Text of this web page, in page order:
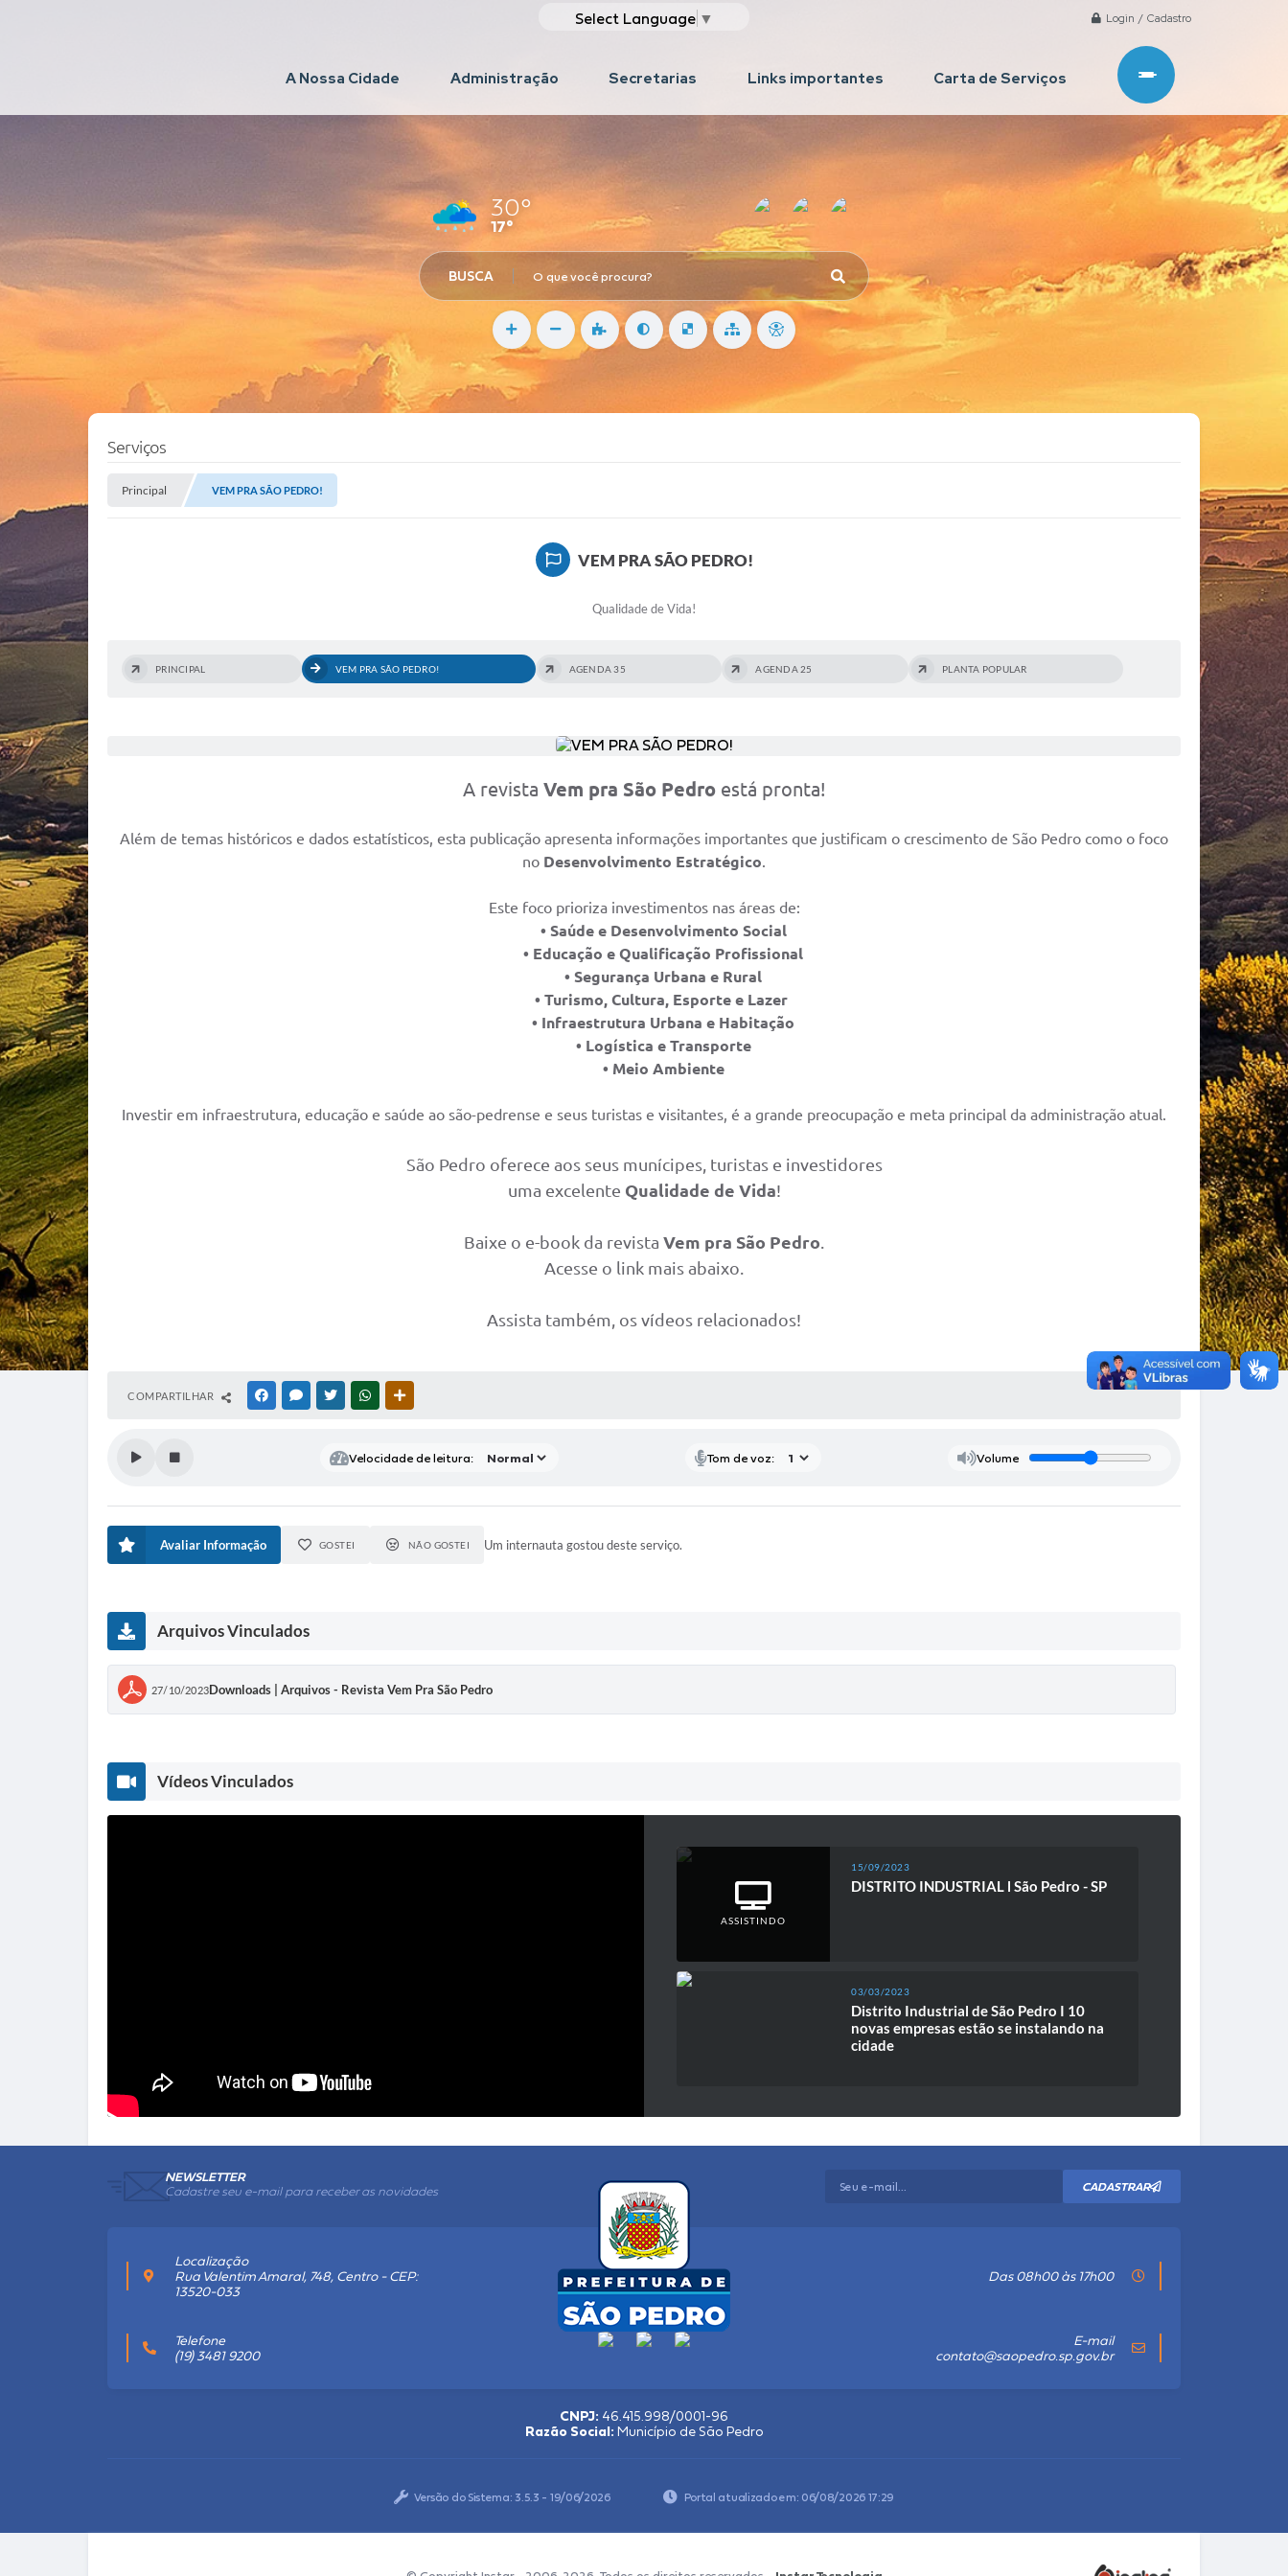
Login / Cadastro
Select Language ▼
A Nossa Cidade Administração Secretarias Links importantes Carta de Serviços
30°
17°
BUSCA
Serviços
Principal VEM PRA SÃO PEDRO!
VEM PRA SÃO PEDRO!
Qualidade de Vida!
PRINCIPAL VEM PRA SÃO PEDRO! AGENDA 35 AGENDA 25 PLANTA POPULAR
A revista Vem pra São Pedroestá pronta!
Além de temas históricos e dados estatísticos, esta publicação apresenta informações importantes que justificam o crescimento de São Pedro como o foco
no Desenvolvimento Estratégico.
Este foco prioriza investimentos nas áreas de:
• Saúde e Desenvolvimento Social
• Educação e Qualificação Profissional
• Segurança Urbana e Rural
• Turismo, Cultura, Esporte e Lazer
• Infraestrutura Urbana e Habitação
• Logística e Transporte
• Meio Ambiente
Investir em infraestrutura, educação e saúde ao são-pedrense e seus turistas e visitantes, é a grande preocupação e meta principal da administração atual.
São Pedro oferece aos seus munícipes, turistas e investidores
uma excelente Qualidade de Vida!
Baixe o e-book da revista Vem pra São Pedro.
Acesse o link mais abaixo.
Assista também, os vídeos relacionados!
COMPARTILHAR FACEBOOKMESSENGER
TWITTERWHATSAPP
Velocidade de leitura: Tom de voz: Volume
Avaliar Informação GOSTEI NÃO GOSTEI Um internauta gostou deste serviço.
Arquivos Vinculados
27/10/2023Downloads | Arquivos - Revista Vem Pra São Pedro
Vídeos Vinculados
ASSISTINDO
15/09/2023
DISTRITO INDUSTRIAL l São Pedro - SP
03/03/2023
Distrito Industrial de São Pedro I 10
novas empresas estão se instalando na
cidade
25/11/2022
NEWSLETTER
Cadastre seu e-mail para receber as novidades
CADASTRAR
Localização
Rua Valentim Amaral, 748, Centro - CEP:
13520-033
Das 08h00 às 17h00
Telefone
(19) 3481 9200
E-mail
contato@saopedro.sp.gov.br
CNPJ: 46.415.998/0001-96
Razão Social: Município de São Pedro
Versão do Sistema: 3.5.3 - 19/06/2026 Portal atualizado em: 06/08/2026 17:29